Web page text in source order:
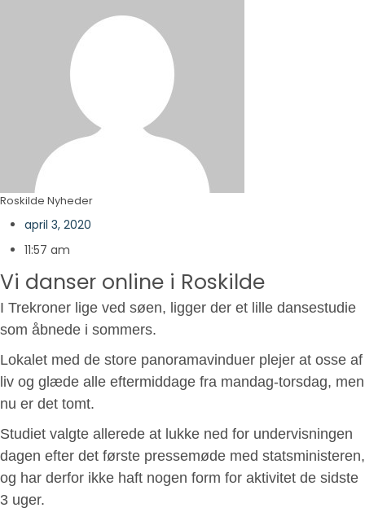
Roskilde Nyheder
april 3, 2020
11:57 am
Vi danser online i Roskilde
I Trekroner lige ved søen, ligger der et lille dansestudie
som åbnede i sommers.
Lokalet med de store panoramavinduer plejer at osse af
liv og glæde alle eftermiddage fra mandag-torsdag, men
nu er det tomt.
Studiet valgte allerede at lukke ned for undervisningen
dagen efter det første pressemøde med statsministeren,
og har derfor ikke haft nogen form for aktivitet de sidste
3 uger.